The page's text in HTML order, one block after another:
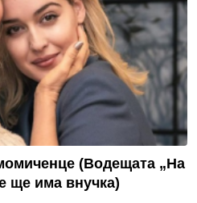
(Водещата „На
ще има внучка)